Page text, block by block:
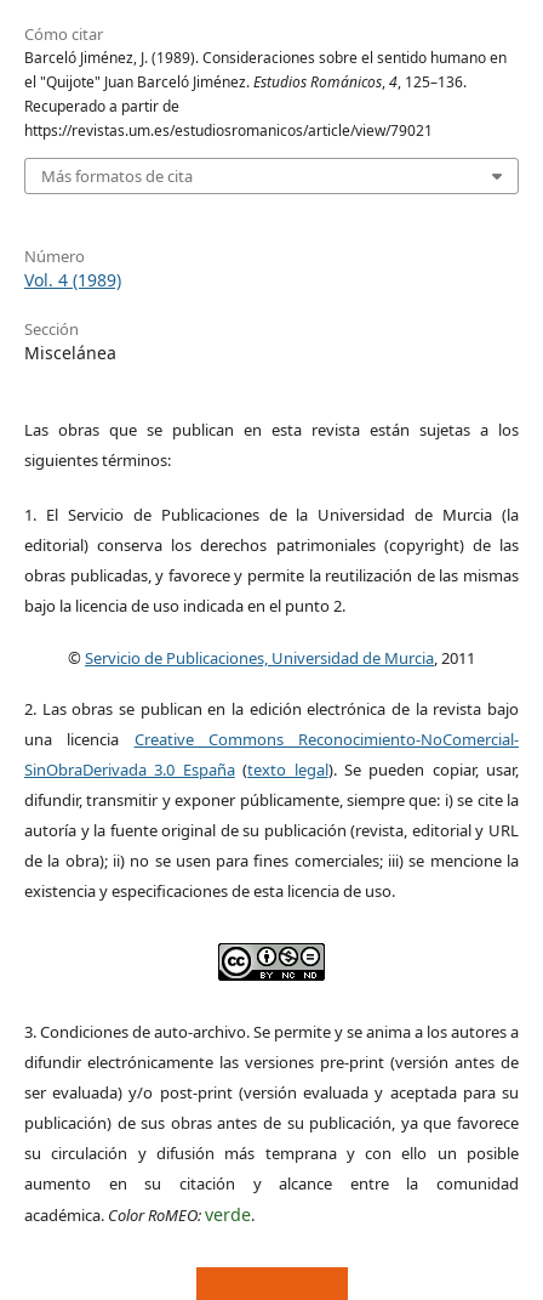
Cómo citar
Barceló Jiménez, J. (1989). Consideraciones sobre el sentido humano en
el "Quijote" Juan Barceló Jiménez.Estudios Románicos,4, 125–136.
Recuperado a partir de
https://revistas.um.es/estudiosromanicos/article/view/79021
Más formatos de cita
Número
Vol. 4 (1989)
Sección
Miscelánea
Las obras que se publican en esta revista están sujetas a los
siguientes términos:
1. El Servicio de Publicaciones de la Universidad de Murcia (la
editorial) conserva los derechos patrimoniales (copyright) de las
obras publicadas, y favorece y permite la reutilización de las mismas
bajo la licencia de uso indicada en el punto 2.
©Servicio de Publicaciones, Universidad de Murcia, 2011
2. Las obras se publican en la edición electrónica de la revista bajo
una licencia Creative Commons Reconocimiento-NoComercial-
SinObraDerivada 3.0 España(texto legal). Se pueden copiar, usar,
difundir, transmitir y exponer públicamente, siempre que: i) se cite la
autoría y la fuente original de su publicación (revista, editorial y URL
de la obra); ii) no se usen para fines comerciales; iii) se mencione la
existencia y especificaciones de esta licencia de uso.
3. Condiciones de auto-archivo. Se permite y se anima a los autores a
difundir electrónicamente las versiones pre-print (versión antes de
ser evaluada) y/o post-print (versión evaluada y aceptada para su
publicación) de sus obras antes de su publicación, ya que favorece
su circulación y difusión más temprana y con ello un posible
aumento en su citación y alcance entre la comunidad
académica. Color RoMEO:verde.